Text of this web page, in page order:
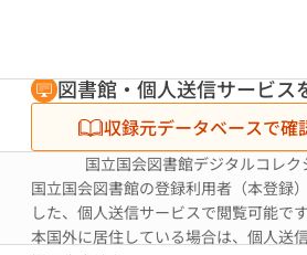
図書館・個人送信サービス
収録元データベースで確
国立国会図書館デジタルコレク
国立国会図書館の登録利用者（本登録
した、個人送信サービスで閲覧可能で
本国外に居住している場合は、個人送